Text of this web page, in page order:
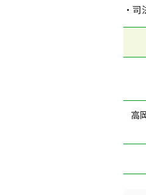
・
高